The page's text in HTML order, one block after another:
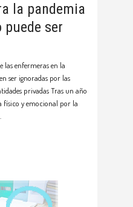
la pandemia
ser
las enfermeras en la
ser ignoradas por las
privadas Tras un año
físico y emocional por la